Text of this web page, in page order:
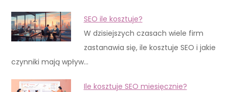
SEO ile kosztuje?
W dzisiejszych czasach wiele firm
zastanawia się, ile kosztuje SEO i jakie
czynniki mają wpływ…
Ile kosztuje SEO miesięcznie?